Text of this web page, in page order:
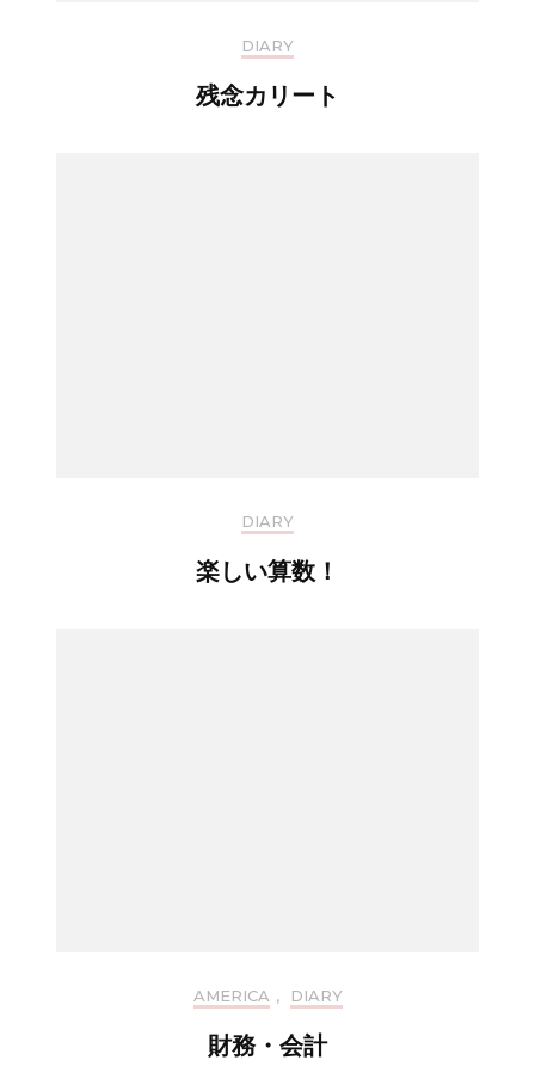
DIARY
残念カリート
DIARY
楽しい算数！
AMERICA , DIARY
財務・会計